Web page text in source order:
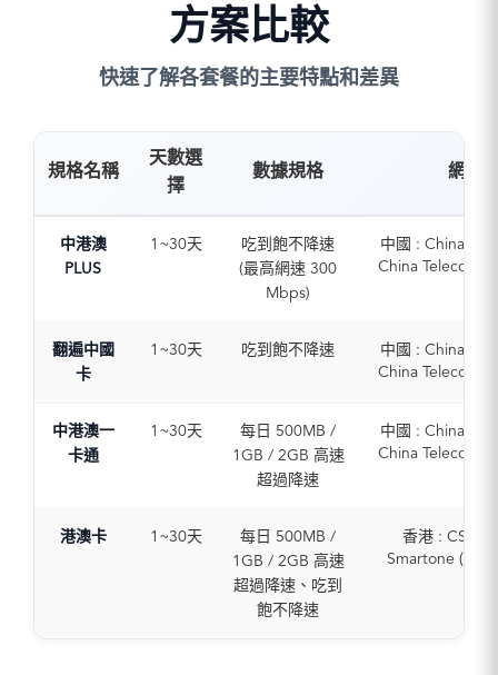
方案比較
快速了解各套餐的主要特點和差異
規格名稱
天數選
擇
數據規格 網路
中港澳
PLUS
1~30天
吃到飽不降速
(最高網速 300
Mbps)
中國 : China
China Telecom /
Smartone (5G /
澳門 : CTM (5G
翻遍中國
卡
1~30天 吃到飽不降速
中國 : China
China Telecom /
中港澳一
卡通
1~30天
每日 500MB /
1GB / 2GB 高速
超過降速
中國 : China
China Telecom /
Smartone (5G
澳門 : CTM (5G
港澳卡 1~30天
每日 500MB /
1GB / 2GB 高速
超過降速、吃到
飽不降速
香港 : CSL-
Smartone (5G /